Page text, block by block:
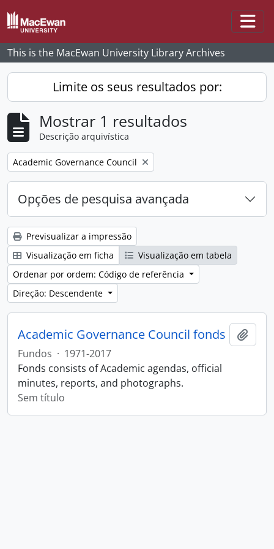
Skip to main content
This is the MacEwan University Library Archives
Limite os seus resultados por:
Mostrar 1 resultados
Descrição arquivística
Remove filter:
Academic Governance Council
Opções de pesquisa avançada
Previsualizar a impressão
Visualização em ficha
Visualização em tabela
Ordenar por ordem: Código de referência
Direção: Descendente
Academic Governance Council fonds
Fundos · 1971-2017
Fonds consists of Academic agendas, official
minutes, reports, and photographs.
Sem título